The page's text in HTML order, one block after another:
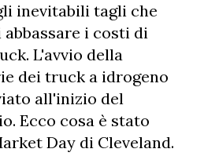
inevitabili tagli che
i costi di
L'avvio della
dei truck a idrogeno
all'inizio del
Ecco cosa è stato
Day di Cleveland.